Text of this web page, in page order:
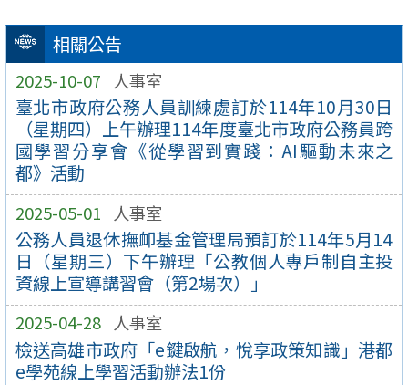
相關公告
2025-10-07 人事室
臺北市政府公務人員訓練處訂於114年10月30日
（星期四）上午辦理114年度臺北市政府公務員跨
國學習分享會《從學習到實踐：AI驅動未來之
都》活動
2025-05-01 人事室
公務人員退休撫卹基金管理局預訂於114年5月14
日（星期三）下午辦理「公教個人專戶制自主投
資線上宣導講習會（第2場次）」
2025-04-28 人事室
檢送高雄市政府「e鍵啟航，悅享政策知識」港都
e學苑線上學習活動辦法1份